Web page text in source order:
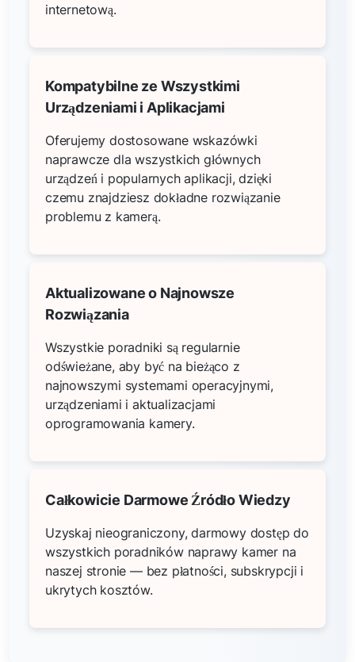
internetową.
Kompatybilne ze Wszystkimi
Urządzeniami i Aplikacjami
Oferujemy dostosowane wskazówki
naprawcze dla wszystkich głównych
urządzeń i popularnych aplikacji, dzięki
czemu znajdziesz dokładne rozwiązanie
problemu z kamerą.
Aktualizowane o Najnowsze
Rozwiązania
Wszystkie poradniki są regularnie
odświeżane, aby być na bieżąco z
najnowszymi systemami operacyjnymi,
urządzeniami i aktualizacjami
oprogramowania kamery.
Całkowicie Darmowe Źródło Wiedzy
Uzyskaj nieograniczony, darmowy dostęp do
wszystkich poradników naprawy kamer na
naszej stronie — bez płatności, subskrypcji i
ukrytych kosztów.